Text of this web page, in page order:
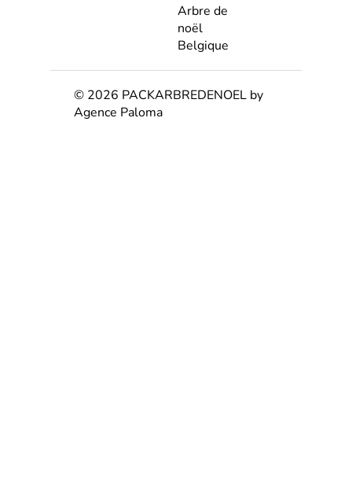
Arbre de
noël
Belgique
© 2026 PACKARBREDENOEL by
Agence Paloma